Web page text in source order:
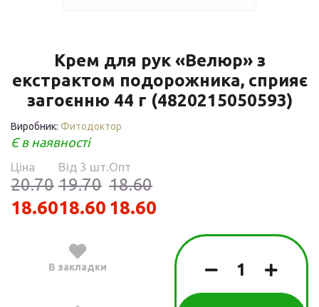
Крем для рук «Велюр» з
екстрактом подорожника, сприяє
загоєнню 44 г (4820215050593)
Виробник: Фитодоктор
Є в наявності
Ціна
20.70
18.60
Від 3 шт.
19.70
18.60
Опт
18.60
18.60
В закладки